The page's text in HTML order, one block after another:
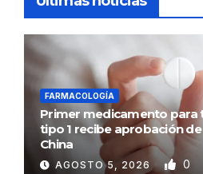
FARMACOLOGÍA
Primer medicamento para
tipo 1 recibe aprobación
China
AGOSTO 5, 2026 0